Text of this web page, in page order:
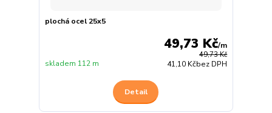
plochá ocel 25x5
49,73 Kč
49,73 Kč/m
41,10 Kčbez DPH
skladem 112 m
Detail